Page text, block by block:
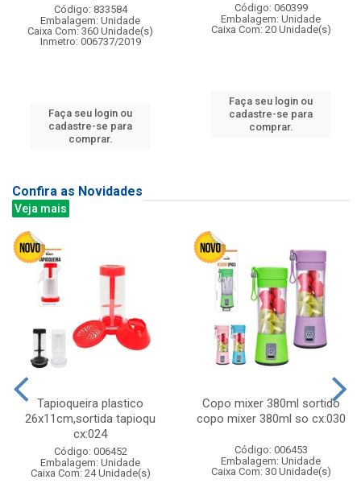
Código: 833584
Embalagem: Unidade
Caixa Com: 360 Unidade(s)
Inmetro: 006737/2019
Faça seu login ou
cadastre-se para
comprar.
Código: 060399
Embalagem: Unidade
Caixa Com: 20 Unidade(s)
Faça seu login ou
cadastre-se para
comprar.
Confira as Novidades
Veja mais
Tapioqueira plastico
26x11cm,sortida tapioqu
cx:024
Código: 006452
Embalagem: Unidade
Caixa Com: 24 Unidade(s)
Copo mixer 380ml sortido
copo mixer 380ml so cx:030
Código: 006453
Embalagem: Unidade
Caixa Com: 30 Unidade(s)